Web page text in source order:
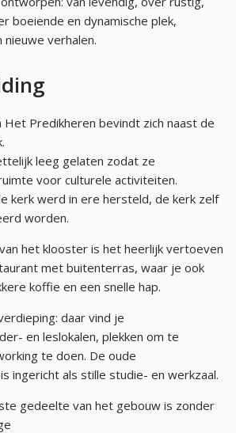
boeiende en dynamische plek,
verhalen.
Het Predikheren bevindt zich naast de
leeg gelaten zodat ze
voor culturele activiteiten.
kerk werd in ere hersteld, de kerk zelf
worden.
het klooster is het heerlijk vertoeven
met buitenterras, waar je ook
koffie en een snelle hap.
daar vind je
en leslokalen, plekken om te
te doen. De oude
ingericht als stille studie- en werkzaal.
gedeelte van het gebouw is zonder